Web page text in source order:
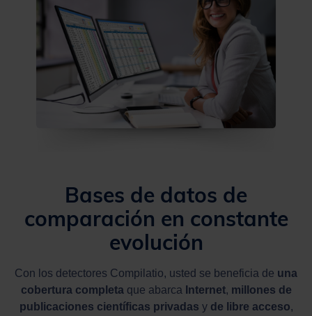
Bases de datos de
comparación en constante
evolución
Con los detectores Compilatio, usted se beneficia de una
cobertura completa que abarca Internet, millones de
publicaciones científicas privadas y de libre acceso,